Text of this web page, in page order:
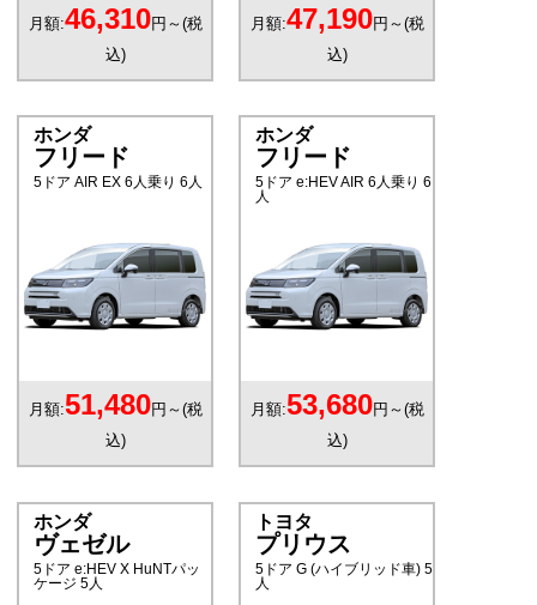
月額:46,310円～(税
込)
月額:47,190円～(税
込)
ホンダ
フリード
5ドア AIR EX 6人乗り 6人
月額:51,480円～(税
込)
ホンダ
フリード
5ドア e:HEV AIR 6人乗り 6
人
月額:53,680円～(税
込)
ホンダ
ヴェゼル
5ドア e:HEV X HuNTパッ
ケージ 5人
トヨタ
プリウス
5ドア G (ハイブリッド車) 5
人